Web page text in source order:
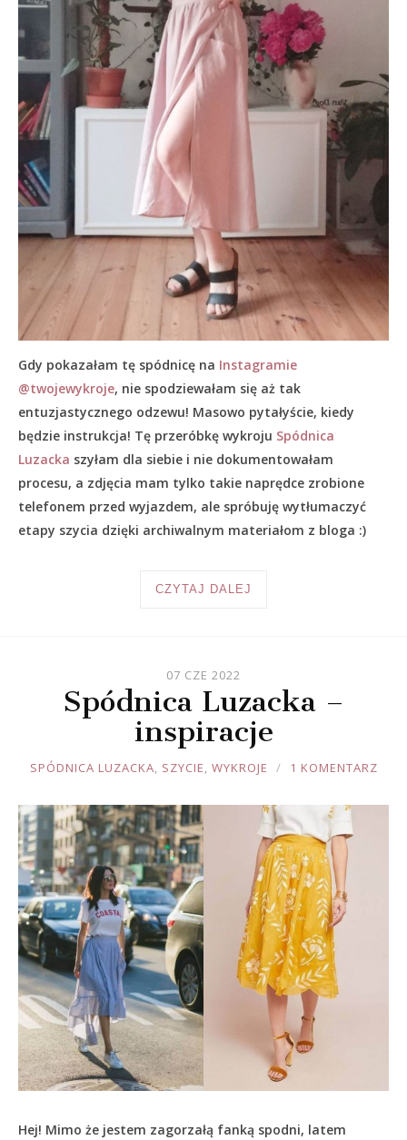
Gdy pokazałam tę spódnicę na Instagramie
@twojewykroje, nie spodziewałam się aż tak
entuzjastycznego odzewu! Masowo pytałyście, kiedy
będzie instrukcja! Tę przeróbkę wykroju Spódnica
Luzacka szyłam dla siebie i nie dokumentowałam
procesu, a zdjęcia mam tylko takie naprędce zrobione
telefonem przed wyjazdem, ale spróbuję wytłumaczyć
etapy szycia dzięki archiwalnym materiałom z bloga :)
CZYTAJ DALEJ
07 CZE 2022
Spódnica Luzacka –
inspiracje
JOULE
SPÓDNICA LUZACKA, SZYCIE, WYKROJE 1 KOMENTARZ
Hej! Mimo że jestem zagorzałą fanką spodni, latem